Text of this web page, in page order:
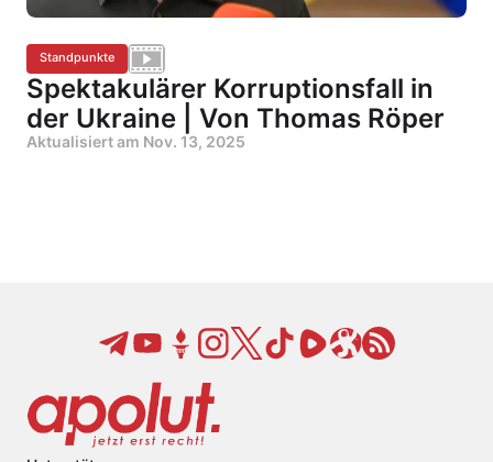
Standpunkte
Spektakulärer Korruptionsfall in
der Ukraine | Von Thomas Röper
Aktualisiert am Nov. 13, 2025